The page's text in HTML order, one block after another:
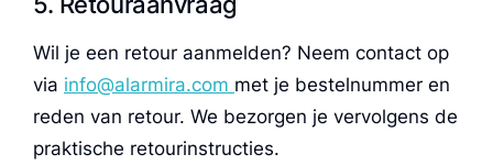
Wil je een retour aanmelden? Neem contact op
via info@alarmira.com met je bestelnummer en
reden van retour. We bezorgen je vervolgens de
praktische retourinstructies.